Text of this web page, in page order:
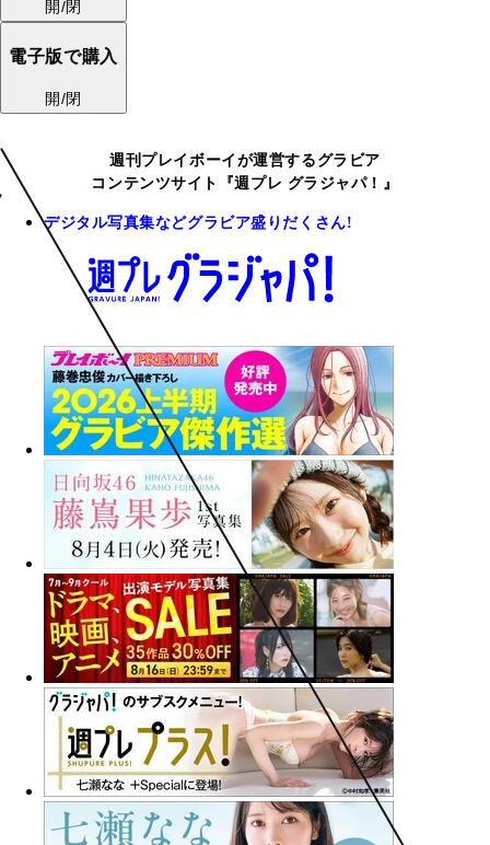
開/閉
電子版で購入
開/閉
週刊プレイボーイが運営するグラビア
コンテンツサイト『週プレ グラジャパ！』
デジタル写真集などグラビア盛りだくさん!